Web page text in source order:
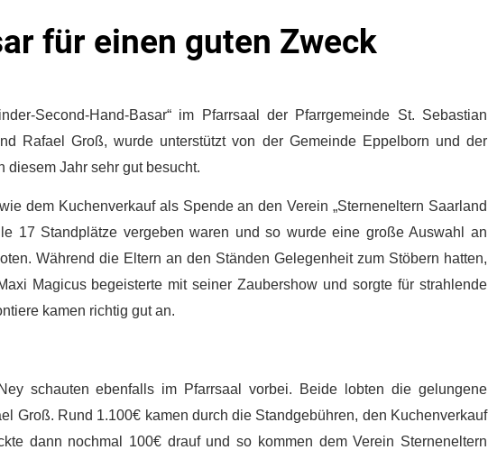
für einen guten Zweck
Second-Hand-Basar“ im Pfarrsaal der Pfarrgemeinde St. Sebastian
Rafael Groß, wurde unterstützt von der Gemeinde Eppelborn und der
diesem Jahr sehr gut besucht.
dem Kuchenverkauf als Spende an den Verein „Sterneneltern Saarland
17 Standplätze vergeben waren und so wurde eine große Auswahl an
Während die Eltern an den Ständen Gelegenheit zum Stöbern hatten,
Magicus begeisterte mit seiner Zaubershow und sorgte für strahlende
kamen richtig gut an.
schauten ebenfalls im Pfarrsaal vorbei. Beide lobten die gelungene
Groß. Rund 1.100€ kamen durch die Standgebühren, den Kuchenverkauf
dann nochmal 100€ drauf und so kommen dem Verein Sterneneltern